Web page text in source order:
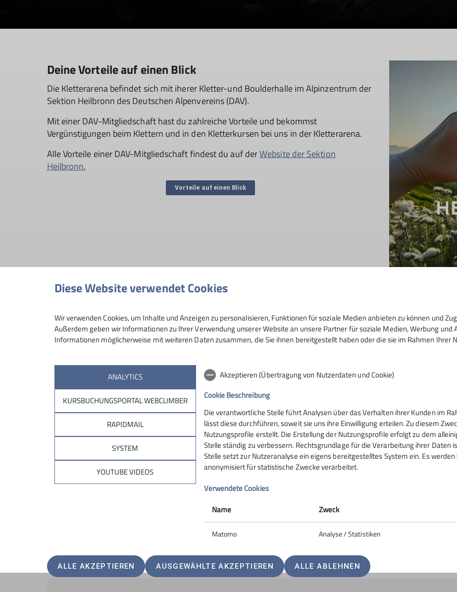
Deine Vorteile auf einen Blick
Die Kletterarena befindet sich mit iherer Kletter-und Boulderhalle im Alpinzentrum der
Sektion Heilbronn des Deutschen Alpenvereins (DAV).
Mit einer DAV-Mitgliedschaft hast du zahlreiche Vorteile und bekommst
Vergünstigungen beim Klettern und in den Kletterkursen bei uns in der Kletterarena.
Alle Vorteile einer DAV-Mitgliedschaft findest du auf derWebsite der Sektion
Heilbronn.
Vorteile auf einen Blick
© DAV /Silvan Metz
Jetzt online Mitglied werden
vielleicht ehrenamtlich engagieren oder
erleben? Als Mitglied bei uns in der
aktiv zu werden und aktiv am
Angebot zum Mitmachen, Mitgestalten
zum Online-Antrag
Diese Website verwendet Cookies
Wir verwenden Cookies, um Inhalte und Anzeigen zu personalisieren, Funktionen für soziale Medien anbieten zu können und
Außerdem geben wir Informationen zu Ihrer Verwendung unserer Website an unsere Partner für soziale Medien, Werbung und
Informationen möglicherweise mit weiteren Daten zusammen, die Sie ihnen bereitgestellt haben oder die sie im Rahmen Ihrer
ANALYTICS
KURSBUCHUNGSPORTAL WEBCLIMBER
RAPIDMAIL
SYSTEM
YOUTUBE VIDEOS
Akzeptieren (Übertragung von Nutzerdaten und Cookie)
Cookie Beschreibung
Die verantwortliche Stelle führt Analysen über das Verhalten ihrer Kunden im
lässt diese durchführen, soweit sie uns ihre Einwilligung erteilen. Zu diesem
Nutzungsprofile erstellt. Die Erstellung der Nutzungsprofile erfolgt zu dem
Stelle ständig zu verbessern. Rechtsgrundlage für die Verarbeitung ihrer Daten
Stelle setzt zur Nutzeranalyse ein eigens bereitgestelltes System ein. Es
anonymisiert für statistische Zwecke verarbeitet.
Verwendete Cookies
Name
Zweck
Matomo Analyse / Statistiken
ALLE AKZEPTIEREN AUSGEWÄHLTE AKZEPTIEREN ALLE ABLEHNEN